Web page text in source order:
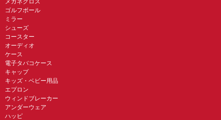
ゴルフボール
ミラー
シューズ
コースター
オーディオ
ケース
電子タバコケース
キャップ
キッズ・ベビー用品
エプロン
ウィンドブレーカー
アンダーウェア
ハッピ